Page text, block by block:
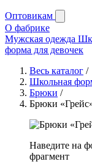
Оптовикам
О фабрике
Мужская одежда
форма для девочек
Весь каталог /
Школьная
Брюки /
Брюки
Наведите на
фрагмент